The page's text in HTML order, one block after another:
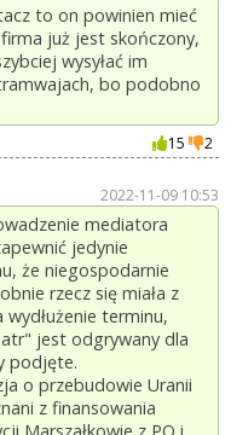
to on powinien mieć
już jest skończony,
wysyłać im
bo podobno
15
2
2022-11-09 10:53
mediatora
jedynie
że niegospodarnie
rzecz się miała z
terminu,
jest odgrywany dla
podjęte.
o przebudowie Uranii
z finansowania